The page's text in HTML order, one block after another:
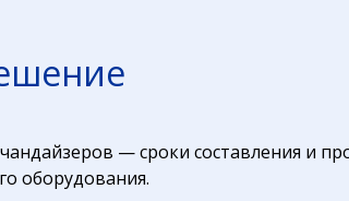
— сроки составления и
оборудования.